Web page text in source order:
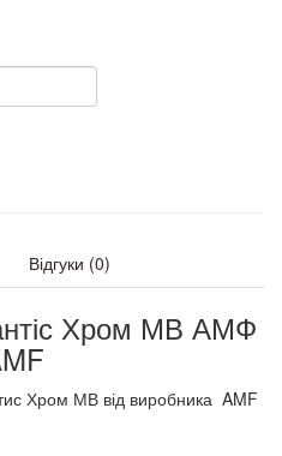
Відгуки (0)
Хром МВ АМФ
Хром МВ від виробника AMF